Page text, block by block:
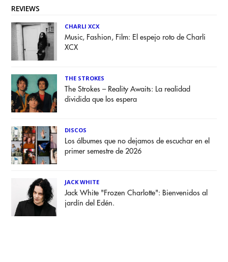
REVIEWS
CHARLI XCX
Music, Fashion, Film: El espejo roto de Charli
XCX
THE STROKES
The Strokes – Reality Awaits: La realidad
dividida que los espera
DISCOS
Los álbumes que no dejamos de escuchar en el
primer semestre de 2026
JACK WHITE
Jack White "Frozen Charlotte": Bienvenidos al
jardín del Edén.